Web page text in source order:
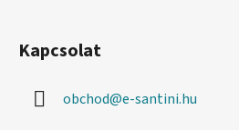
Kapcsolat
obchod@e-santini.hu